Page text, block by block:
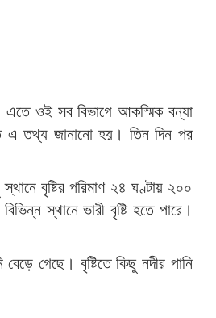
এতে ওই সব বিভাগে আকস্মিক বন্যা
এ তথ্য জানানো হয়। তিন দিন পর
বৃষ্টির পরিমাণ ২৪ ঘণ্টায় ২০০
স্থানে ভারী বৃষ্টি হতে পারে।
গেছে। বৃষ্টিতে কিছু নদীর পানি